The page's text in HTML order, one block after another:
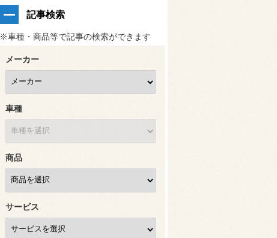
記事検索
※車種・商品等で記事の検索ができます
メーカー
車種
商品
サービス